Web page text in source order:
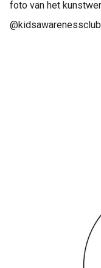
foto van het